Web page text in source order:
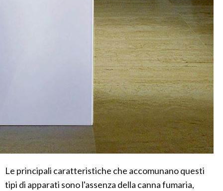
Le principali caratteristiche che accomunano questi
tipi di apparati sono l'assenza della canna fumaria,